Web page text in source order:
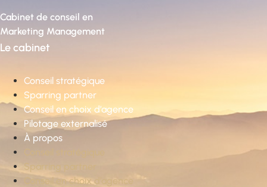
Cabinet de conseil en
Marketing Management
Le cabinet
Conseil stratégique
Sparring partner
Conseil en choix d’agence
Pilotage externalisé
À propos
Conseil stratégique
Sparring partner
Conseil en choix d’agence